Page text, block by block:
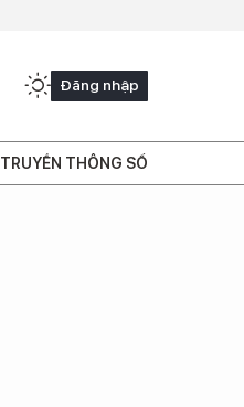
Đăng nhập
TRUYỀN THÔNG SỐ